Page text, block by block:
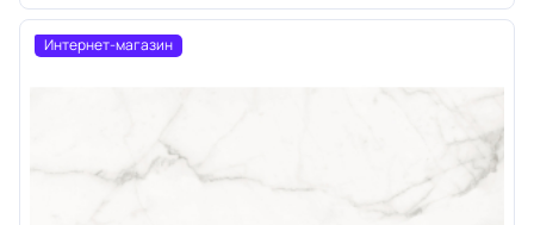
Интернет-магазин